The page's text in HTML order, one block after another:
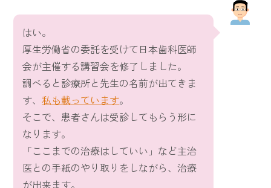
はい。
厚生労働省の委託を受けて日本歯科医師
会が主催する講習会を修了しました。
調べると診療所と先生の名前が出てきま
す、私も載っています。
そこで、患者さんは受診してもらう形に
なります。
「ここまでの治療はしていい」など主治
医との手紙のやり取りをしながら、治療
が出来ます。